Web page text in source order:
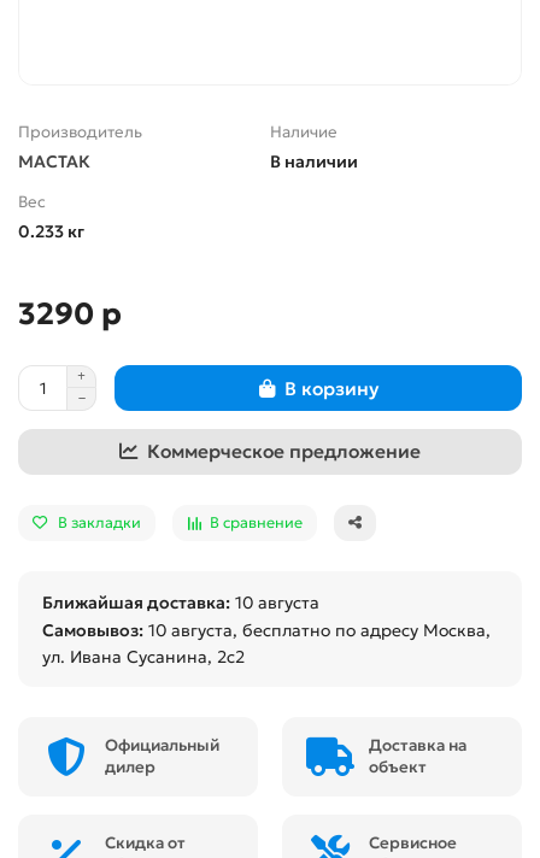
Производитель
МАСТАК
Наличие
В наличии
Вес
0.233 кг
3290 р
В корзину
Коммерческое предложение
В закладки В сравнение
Ближайшая доставка: 10 августа
Самовывоз: 10 августа, бесплатно по адресу Москва,
ул. Ивана Сусанина, 2с2
Официальный
дилер
Доставка на
объект
Скидка от
Сервисное